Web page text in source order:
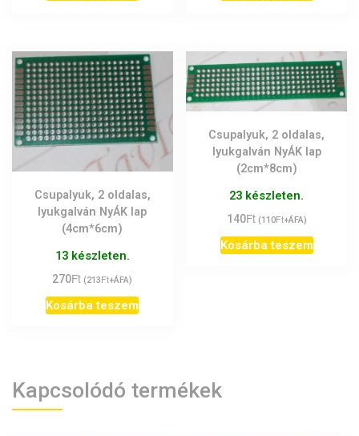
Csupalyuk, 2 oldalas,
lyukgalván NyÁK lap
(4cm*6cm)
13 készleten.
270Ft (213Ft+ÁFA)
Kosárba teszem
Csupalyuk, 2 oldalas,
lyukgalván NyÁK lap
(2cm*8cm)
23 készleten.
140Ft (110Ft+ÁFA)
Kosárba teszem
Kapcsolódó termékek